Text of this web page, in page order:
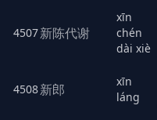
4507新陈代谢
xīn
chén
dài xiè
4508新郎
xīn
láng